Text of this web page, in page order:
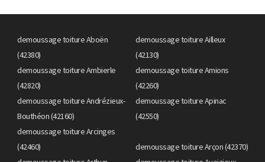
demoussage toiture Aboën
(42380)
demoussage toiture Ailleux
(42130)
demoussage toiture Ambierle
(42820)
demoussage toiture Amions
(42260)
demoussage toiture Andrézieux-
Bouthéon (42160)
demoussage toiture Apinac
(42550)
demoussage toiture Arcinges
(42460)
demoussage toiture Arçon (42370)